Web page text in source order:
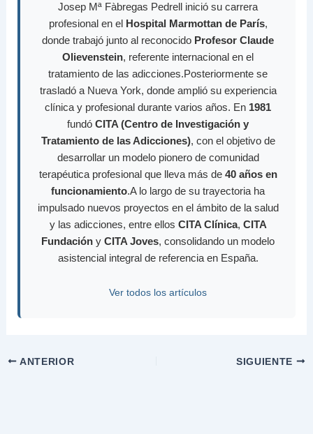
Josep Mª Fàbregas Pedrell inició su carrera
profesional en el Hospital Marmottan de París,
donde trabajó junto al reconocido Profesor Claude
Olievenstein, referente internacional en el
tratamiento de las adicciones.Posteriormente se
trasladó a Nueva York, donde amplió su experiencia
clínica y profesional durante varios años. En 1981
fundó CITA (Centro de Investigación y
Tratamiento de las Adicciones), con el objetivo de
desarrollar un modelo pionero de comunidad
terapéutica profesional que lleva más de 40 años en
funcionamiento.A lo largo de su trayectoria ha
impulsado nuevos proyectos en el ámbito de la salud
y las adicciones, entre ellos CITA Clínica, CITA
Fundación y CITA Joves, consolidando un modelo
asistencial integral de referencia en España.
Ver todos los artículos
ANTERIOR SIGUIENTE